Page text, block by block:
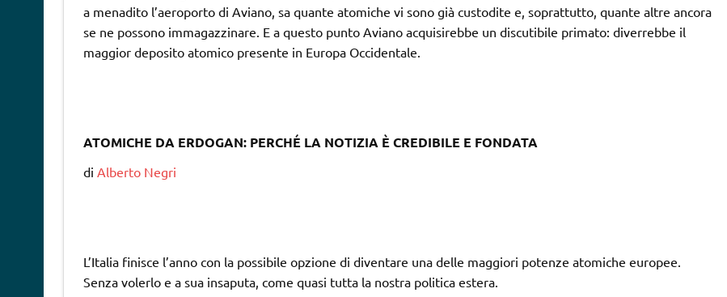
a menadito l’aeroporto di Aviano, sa quante atomiche vi sono già custodite e, soprattutto, quante altre ancora
se ne possono immagazzinare. E a questo punto Aviano acquisirebbe un discutibile primato: diverrebbe il
maggior deposito atomico presente in Europa Occidentale.
ATOMICHE DA ERDOGAN: PERCHÉ LA NOTIZIA È CREDIBILE E FONDATA
di Alberto Negri
L’Italia finisce l’anno con la possibile opzione di diventare una delle maggiori potenze atomiche europee.
Senza volerlo e a sua insaputa, come quasi tutta la nostra politica estera.